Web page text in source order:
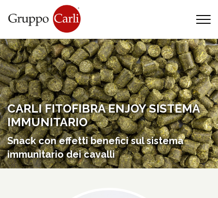
T—info@gruppocarli.com
CARLI FITOFIBRA ENJOY SISTEMA
IMMUNITARIO
Snack con effetti benefici sul sistema
immunitario dei cavalli